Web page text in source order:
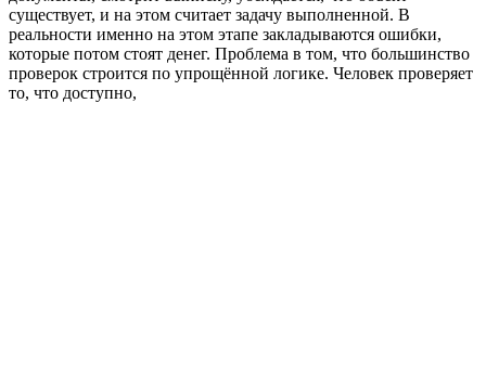
существует, и на этом считает задачу выполненной. В
реальности именно на этом этапе закладываются ошибки,
которые потом стоят денег. Проблема в том, что большинство
проверок строится по упрощённой логике. Человек проверяет
то, что доступно,